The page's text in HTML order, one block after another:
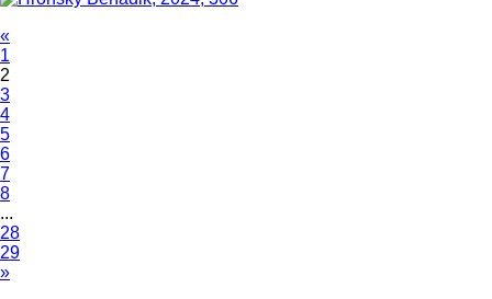
«
1
2
3
4
5
6
7
8
...
28
29
»